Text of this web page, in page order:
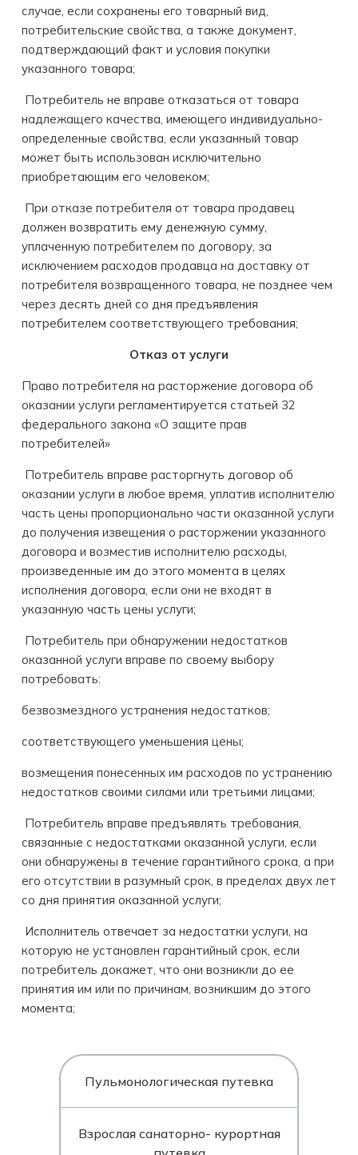
случае, если сохранены его товарный вид,
потребительские свойства, а также документ,
подтверждающий факт и условия покупки
указанного товара;
Потребитель не вправе отказаться от товара
надлежащего качества, имеющего индивидуально-
определенные свойства, если указанный товар
может быть использован исключительно
приобретающим его человеком;
При отказе потребителя от товара продавец
должен возвратить ему денежную сумму,
уплаченную потребителем по договору, за
исключением расходов продавца на доставку от
потребителя возвращенного товара, не позднее чем
через десять дней со дня предъявления
потребителем соответствующего требования;
Отказ от услуги
Право потребителя на расторжение договора об
оказании услуги регламентируется статьей 32
федерального закона «О защите прав
потребителей»
Потребитель вправе расторгнуть договор об
оказании услуги в любое время, уплатив исполнителю
часть цены пропорционально части оказанной услуги
до получения извещения о расторжении указанного
договора и возместив исполнителю расходы,
произведенные им до этого момента в целях
исполнения договора, если они не входят в
указанную часть цены услуги;
Потребитель при обнаружении недостатков
оказанной услуги вправе по своему выбору
потребовать:
безвозмездного устранения недостатков;
соответствующего уменьшения цены;
возмещения понесенных им расходов по устранению
недостатков своими силами или третьими лицами;
Потребитель вправе предъявлять требования,
связанные с недостатками оказанной услуги, если
они обнаружены в течение гарантийного срока, а при
его отсутствии в разумный срок, в пределах двух лет
со дня принятия оказанной услуги;
Исполнитель отвечает за недостатки услуги, на
которую не установлен гарантийный срок, если
потребитель докажет, что они возникли до ее
принятия им или по причинам, возникшим до этого
момента;
Пульмонологическая путевка
Взрослая санаторно- курортная